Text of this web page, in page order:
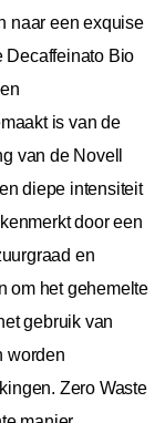
naar een exquise
Decaffeinato Bio
is van de
van de Novell
diepe intensiteit
door een
en
om het gehemelte
gebruik van
worden
Zero Waste